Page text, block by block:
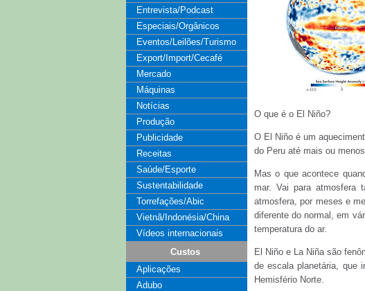
Entrevista/Podcast
Especiais/Orgânicos
Eventos/Leilões/Turismo
Export/Import/Cecafé
Mercado
Máquinas
Notícias
Produção
Publicidade
Receitas
Saúde/Esporte
Sustentabilidade
Torrefações/Abic
Vietnã/Indonésia/China
Vídeos internacionais
Custos
Aplicações
Adubo
O que é o El Niño?
O El Niño é um
do Peru até mais ou
Mas o que acontece
mar. Vai para atmosfera
atmosfera, por meses e
diferente do normal, em
temperatura do ar.
El Niño e La Niña são
de escala planetária, que
Hemisfério Norte.